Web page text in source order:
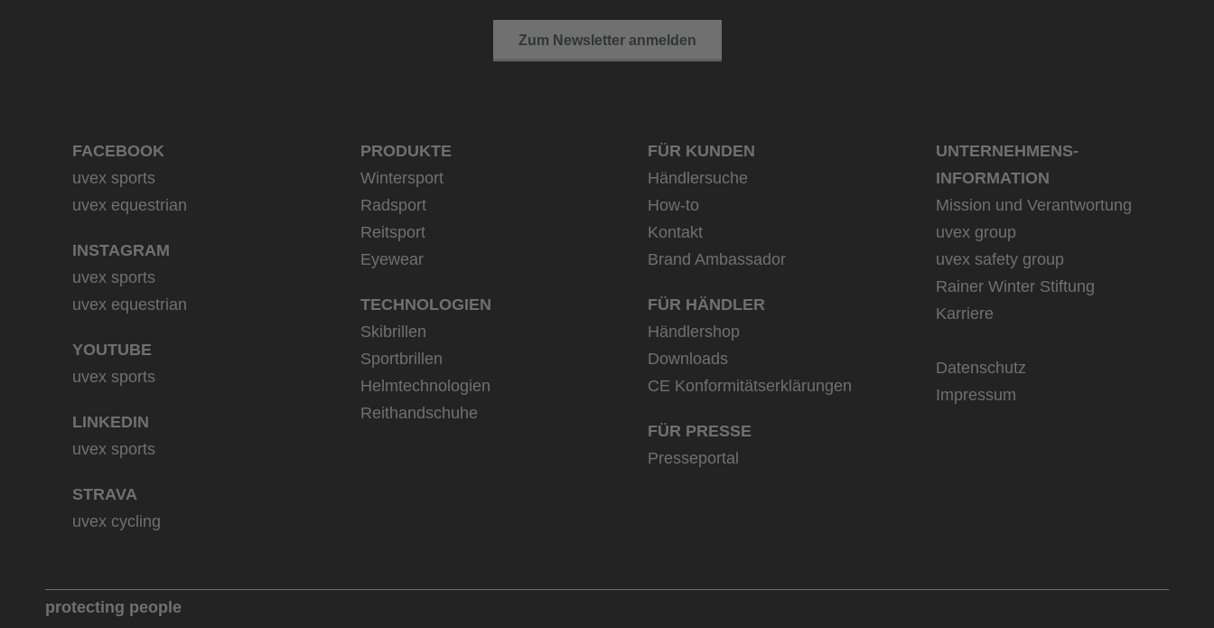
Zum Newsletter anmelden
FACEBOOK
uvex sports
uvex equestrian
INSTAGRAM
uvex sports
uvex equestrian
YOUTUBE
uvex sports
LINKEDIN
uvex sports
STRAVA
uvex cycling
PRODUKTE
Wintersport
Radsport
Reitsport
Eyewear
TECHNOLOGIEN
Skibrillen
Sportbrillen
Helmtechnologien
Reithandschuhe
FÜR KUNDEN
Händlersuche
How-to
Kontakt
Brand Ambassador
FÜR HÄNDLER
Händlershop
Downloads
CE Konformitätserklärungen
FÜR PRESSE
Presseportal
UNTERNEHMENS­
INFORMATION
Mission und Verantwortung
uvex group
uvex safety group
Rainer Winter Stiftung
Karriere
Datenschutz
Impressum
protecting people